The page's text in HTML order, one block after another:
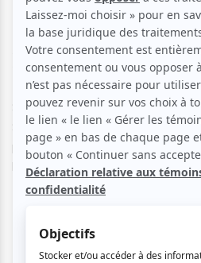
disponible
Soyez les premiers avisés dès
pour Vivaldi: Les quatre saisons:
Sous la direction de
Stefano Montanari, Arion
présente Les Quatre Saisons de
les avez jamais entendues.
Premier violon de l’Academia
Montanari est reconnu